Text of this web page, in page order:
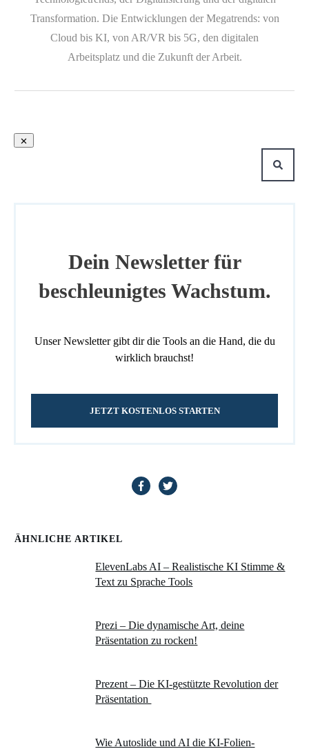
Transformation. Die Entwicklungen der Megatrends: von
Cloud bis KI, von AR/VR bis 5G, den digitalen
Arbeitsplatz und die Zukunft der Arbeit.
Dein Newsletter für
beschleunigtes Wachstum.
Unser Newsletter gibt dir die Tools an die Hand, die du
wirklich brauchst!
JETZT KOSTENLOS STARTEN
ÄHNLICHE ARTIKEL
ElevenLabs AI – Realistische KI Stimme &
Text zu Sprache Tools
Prezi – Die dynamische Art, deine
Präsentation zu rocken!
Prezent – Die KI-gestützte Revolution der
Präsentation
Wie Autoslide und AI die KI-Folien-